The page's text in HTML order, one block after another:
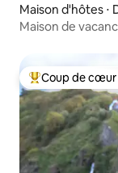
Maison d'hôtes ⋅
Maison de
Coups de cœur
Coup de cœur